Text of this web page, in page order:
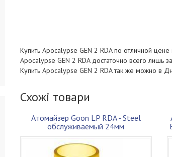
Купить Apocalypse GEN 2 RDA по отличной
Apocalypse GEN 2 RDA достаточно всего лишь
Купить Apocalypse GEN 2 RDA так же можно в
Схожі товари
Атомайзер Goon LP RDA - Steel
обслуживаемый 24мм